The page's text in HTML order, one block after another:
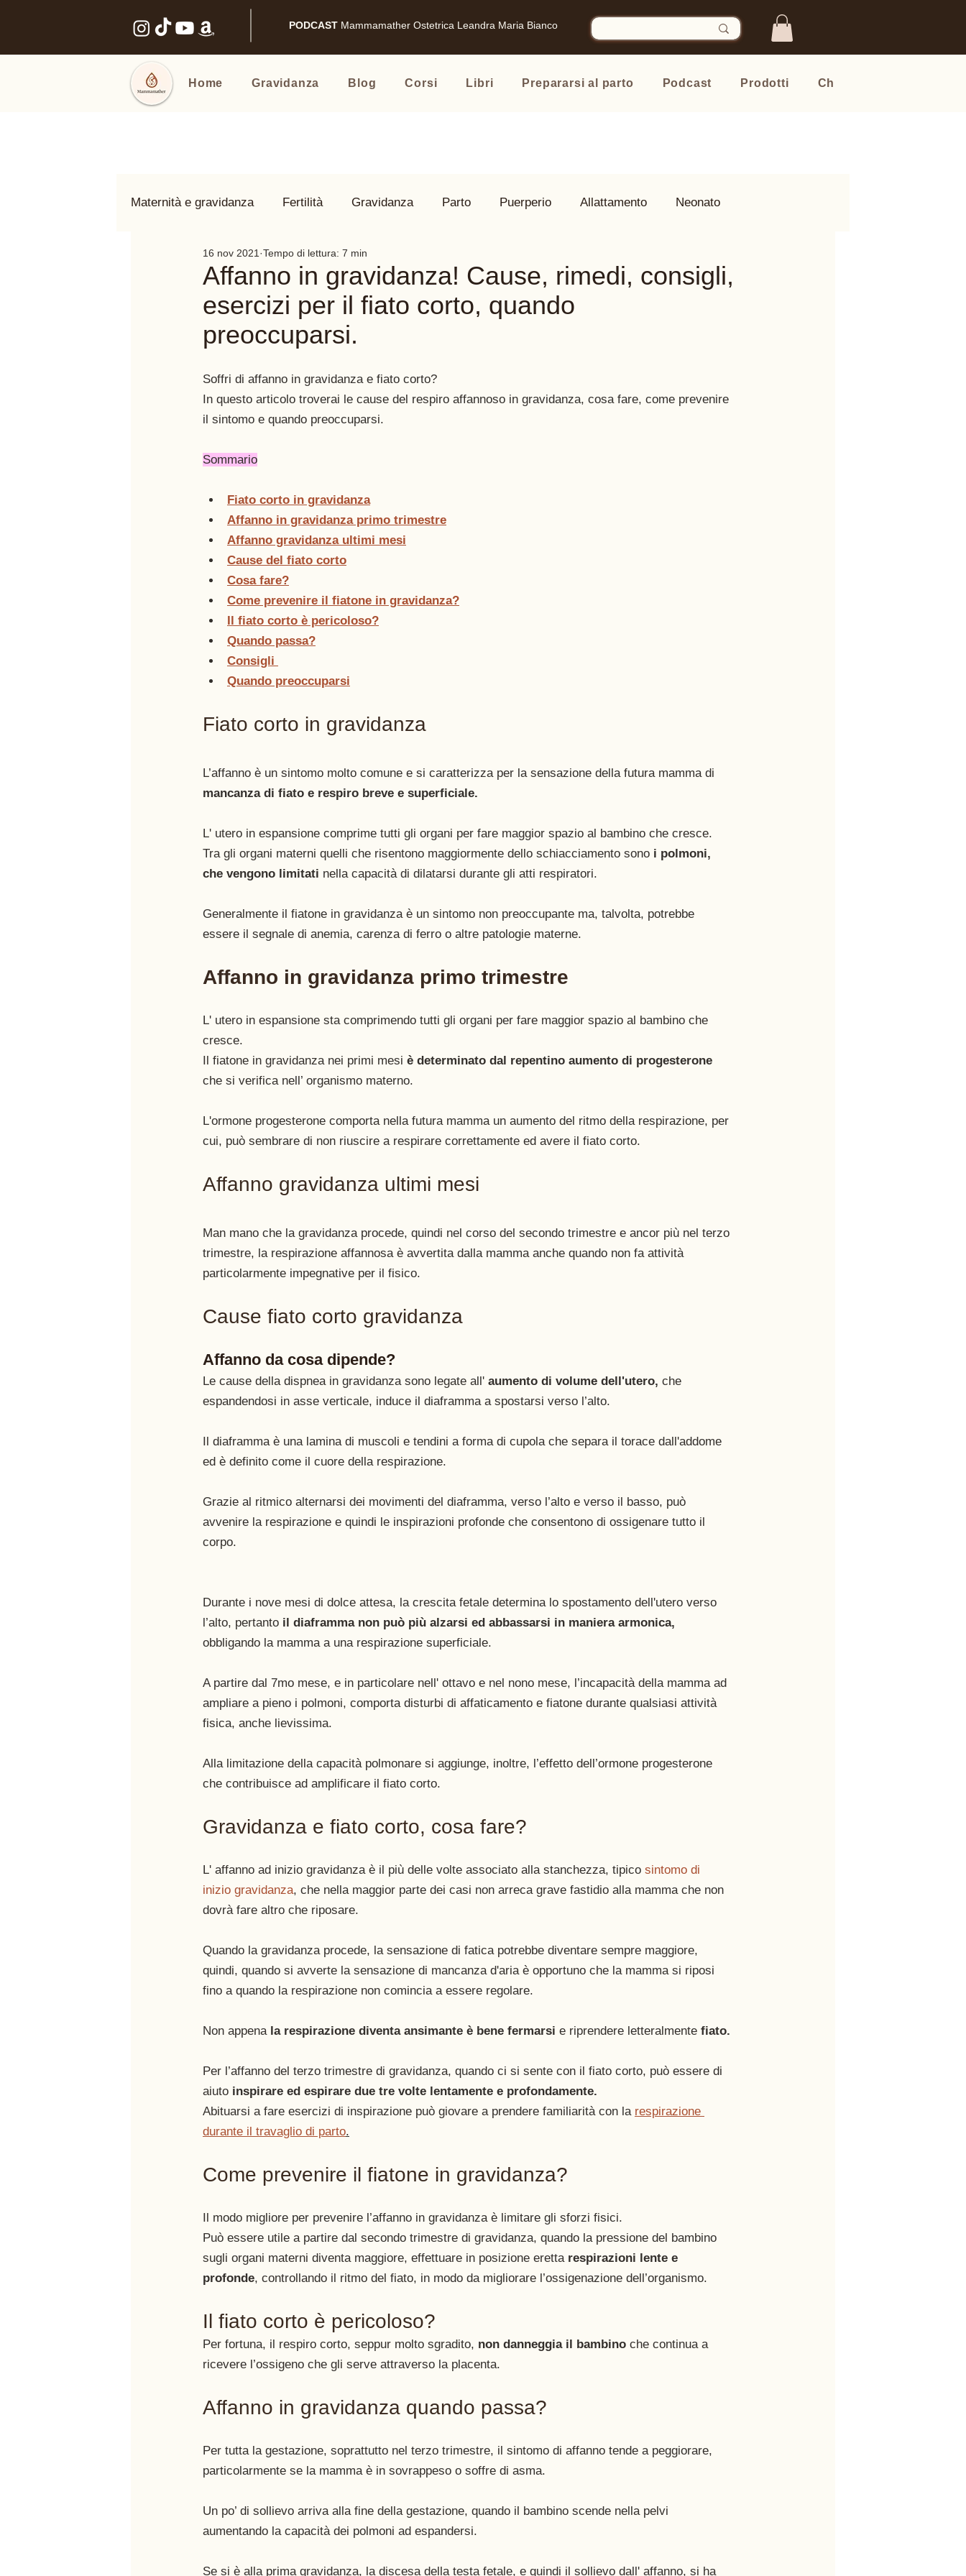
PODCAST Mammamather Ostetrica Leandra Maria Bianco
Home Gravidanza Blog Corsi Libri Prepararsi al parto Podcast Prodotti Chi sono
Maternità e gravidanza Fertilità Gravidanza Parto Puerperio Allattamento Neonato
Benessere intimo Nomi e Famiglia
Affanno in gravidanza! Cause, rimedi, consigli,
esercizi per il fiato corto, quando
preoccuparsi.
16 nov 2021 Tempo di lettura: 7 min
Soffri di affanno in gravidanza e fiato corto?
In questo articolo troverai le cause del respiro affannoso in gravidanza, cosa fare, come prevenire
il sintomo e quando preoccuparsi.
Sommario
Fiato corto in gravidanza
Affanno in gravidanza primo trimestre
Affanno gravidanza ultimi mesi
Cause del fiato corto
Cosa fare?
Come prevenire il fiatone in gravidanza?
Il fiato corto è pericoloso?
Quando passa?
Consigli
Quando preoccuparsi
Fiato corto in gravidanza
L’affanno è un sintomo molto comune e si caratterizza per la sensazione della futura mamma di
mancanza di fiato e respiro breve e superficiale.
L' utero in espansione comprime tutti gli organi per fare maggior spazio al bambino che cresce.
Tra gli organi materni quelli che risentono maggiormente dello schiacciamento sono i polmoni,
che vengono limitati nella capacità di dilatarsi durante gli atti respiratori.
Generalmente il fiatone in gravidanza è un sintomo non preoccupante ma, talvolta, potrebbe
essere il segnale di anemia, carenza di ferro o altre patologie materne.
Affanno in gravidanza primo trimestre
L' utero in espansione sta comprimendo tutti gli organi per fare maggior spazio al bambino che
cresce.
Il fiatone in gravidanza nei primi mesi è determinato dal repentino aumento di progesterone
che si verifica nell’ organismo materno.
L'ormone progesterone comporta nella futura mamma un aumento del ritmo della respirazione, per
cui, può sembrare di non riuscire a respirare correttamente ed avere il fiato corto.
Affanno gravidanza ultimi mesi
Man mano che la gravidanza procede, quindi nel corso del secondo trimestre e ancor più nel terzo
trimestre, la respirazione affannosa è avvertita dalla mamma anche quando non fa attività
particolarmente impegnative per il fisico.
Cause fiato corto gravidanza
Affanno da cosa dipende?
Le cause della dispnea in gravidanza sono legate all' aumento di volume dell'utero, che
espandendosi in asse verticale, induce il diaframma a spostarsi verso l’alto.
Il diaframma è una lamina di muscoli e tendini a forma di cupola che separa il torace dall'addome
ed è definito come il cuore della respirazione.
Grazie al ritmico alternarsi dei movimenti del diaframma, verso l’alto e verso il basso, può
avvenire la respirazione e quindi le inspirazioni profonde che consentono di ossigenare tutto il
corpo.
Durante i nove mesi di dolce attesa, la crescita fetale determina lo spostamento dell'utero verso
l’alto, pertanto il diaframma non può più alzarsi ed abbassarsi in maniera armonica,
obbligando la mamma a una respirazione superficiale.
A partire dal 7mo mese, e in particolare nell' ottavo e nel nono mese, l’incapacità della mamma ad
ampliare a pieno i polmoni, comporta disturbi di affaticamento e fiatone durante qualsiasi attività
fisica, anche lievissima.
Alla limitazione della capacità polmonare si aggiunge, inoltre, l’effetto dell’ormone progesterone
che contribuisce ad amplificare il fiato corto.
Gravidanza e fiato corto, cosa fare?
L' affanno ad inizio gravidanza è il più delle volte associato alla stanchezza, tipico sintomo di
inizio gravidanza, che nella maggior parte dei casi non arreca grave fastidio alla mamma che non
dovrà fare altro che riposare.
Quando la gravidanza procede, la sensazione di fatica potrebbe diventare sempre maggiore,
quindi, quando si avverte la sensazione di mancanza d'aria è opportuno che la mamma si riposi
fino a quando la respirazione non comincia a essere regolare.
Non appena la respirazione diventa ansimante è bene fermarsi e riprendere letteralmente fiato.
Per l’affanno del terzo trimestre di gravidanza, quando ci si sente con il fiato corto, può essere di
aiuto inspirare ed espirare due tre volte lentamente e profondamente.
Abituarsi a fare esercizi di inspirazione può giovare a prendere familiarità con la respirazione
durante il travaglio di parto.
Come prevenire il fiatone in gravidanza?
Il modo migliore per prevenire l’affanno in gravidanza è limitare gli sforzi fisici.
Può essere utile a partire dal secondo trimestre di gravidanza, quando la pressione del bambino
sugli organi materni diventa maggiore, effettuare in posizione eretta respirazioni lente e
profonde, controllando il ritmo del fiato, in modo da migliorare l’ossigenazione dell’organismo.
Il fiato corto è pericoloso?
Per fortuna, il respiro corto, seppur molto sgradito, non danneggia il bambino che continua a
ricevere l’ossigeno che gli serve attraverso la placenta.
Affanno in gravidanza quando passa?
Per tutta la gestazione, soprattutto nel terzo trimestre, il sintomo di affanno tende a peggiorare,
particolarmente se la mamma è in sovrappeso o soffre di asma.
Un po’ di sollievo arriva alla fine della gestazione, quando il bambino scende nella pelvi
aumentando la capacità dei polmoni ad espandersi.
Se si è alla prima gravidanza, la discesa della testa fetale, e quindi il sollievo dall' affanno, si ha